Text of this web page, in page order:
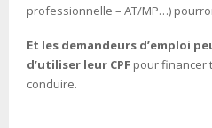
professionnelle – AT/MP…)
Et les demandeurs d’emploi
d’utiliser leur CPF pour financer
conduire.